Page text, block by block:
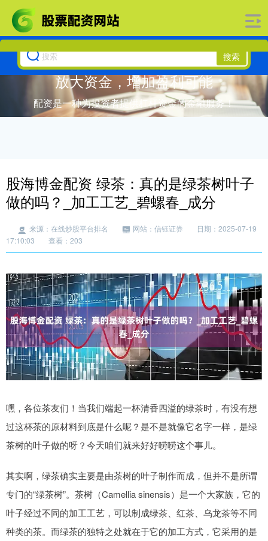
搜索
放大资金，增加盈利可能
配资是一种为投资者提供杠杆资金的金融服务！
股海博金配资 绿茶：真的是绿茶树叶子
做的吗？_加工工艺_碧螺春_成分
来源：在线炒股平台排名 网站：信钰证券
日期：2025-07-19
17:10:03
查看：203
嘿，各位茶友们！当我们端起一杯清香四溢的绿茶时，有没有想
过这杯茶的原材料到底是什么呢？是不是就像它名字一样，是绿
茶树的叶子做的呀？今天咱们就来好好唠唠这个事儿。
其实啊，绿茶确实主要是由茶树的叶子制作而成，但并不是所谓
专门的“绿茶树”。茶树（Camellia sinensis）是一个大家族，它的
叶子经过不同的加工工艺，可以制成绿茶、红茶、乌龙茶等不同
种类的茶。而绿茶的独特之处就在于它的加工方式，它采用的是